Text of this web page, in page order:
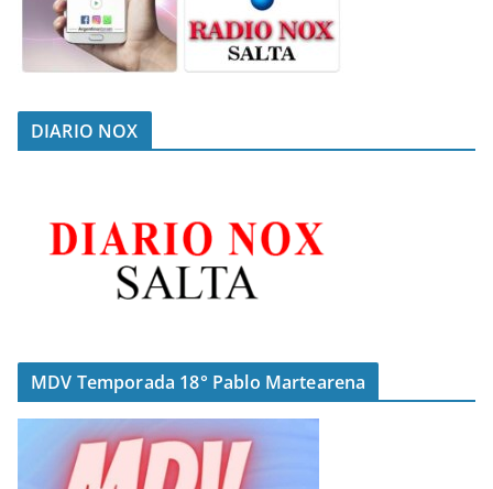
DIARIO NOX
MDV Temporada 18° Pablo Martearena